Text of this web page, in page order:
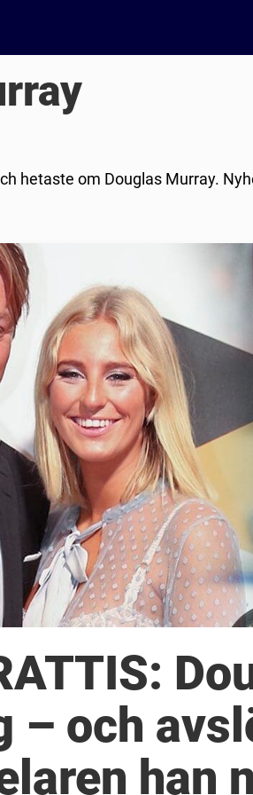
hetaste om Douglas Murray.
– och
han